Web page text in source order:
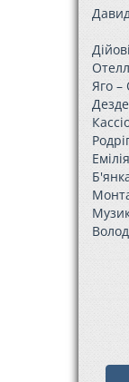
Яго